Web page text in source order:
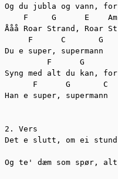
Og du jubla og vann,
    F     G	 E    Am
Ååå Roar Strand, Roar
     F	    C	    G
Du e super, supermann
F      G
Syng med alt du kan, for
      F      G       C
Han e super, supermann
2. Vers
Det e slutt, om ei stund
Og te' dæm som spør,